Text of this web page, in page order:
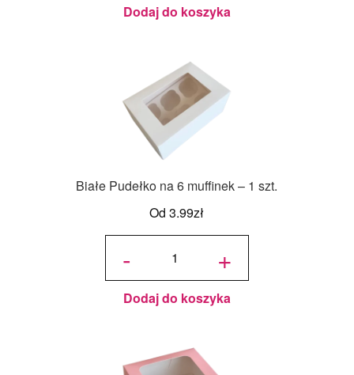
Dodaj do koszyka
Białe Pudełko na 6 muffinek – 1 szt.
Od3.99zł
-
ilość
na 6
muffinek
- 1 szt. +
Dodaj do koszyka